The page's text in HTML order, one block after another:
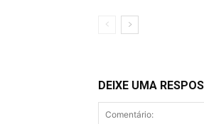
DEIXE UMA